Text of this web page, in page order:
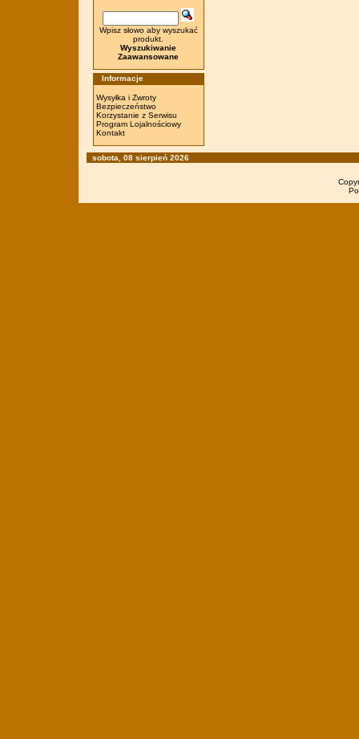
Wpisz słowo aby wyszukać
produkt.
Wyszukiwanie
Zaawansowane
Informacje
Wysyłka i Zwroty
Bezpieczeństwo
Korzystanie z Serwisu
Program Lojalnościowy
Kontakt
sobota, 08 sierpień 2026